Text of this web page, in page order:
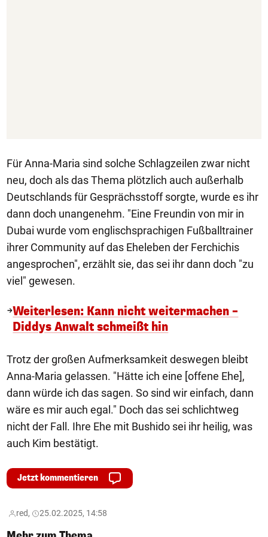
Für Anna-Maria sind solche Schlagzeilen zwar nicht
neu, doch als das Thema plötzlich auch außerhalb
Deutschlands für Gesprächsstoff sorgte, wurde es ihr
dann doch unangenehm. "Eine Freundin von mir in
Dubai wurde vom englischsprachigen Fußballtrainer
ihrer Community auf das Eheleben der Ferchichis
angesprochen", erzählt sie, das sei ihr dann doch "zu
viel" gewesen.
Weiterlesen: Kann nicht weitermachen –
Diddys Anwalt schmeißt hin
Trotz der großen Aufmerksamkeit deswegen bleibt
Anna-Maria gelassen. "Hätte ich eine [offene Ehe],
dann würde ich das sagen. So sind wir einfach, dann
wäre es mir auch egal." Doch das sei schlichtweg
nicht der Fall. Ihre Ehe mit Bushido sei ihr heilig, was
auch Kim bestätigt.
Jetzt kommentieren
red, 25.02.2025, 14:58